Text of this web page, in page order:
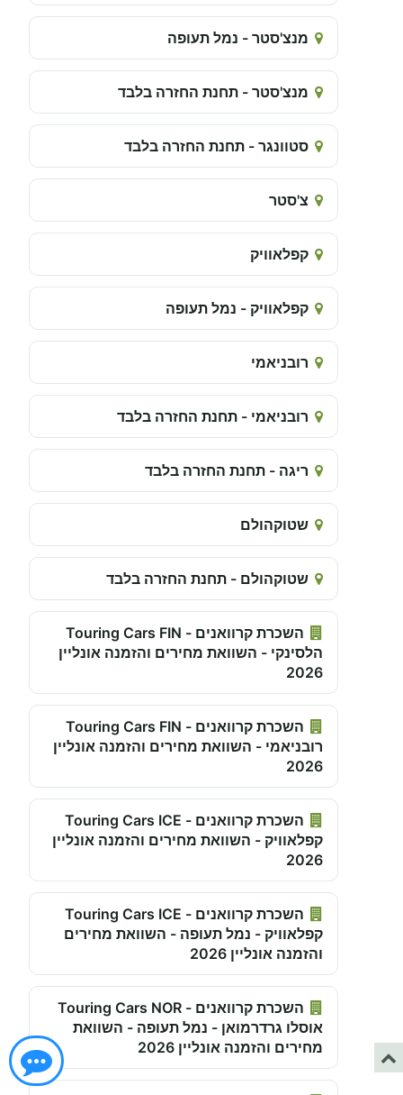
מנצ'סטר - נמל תעופה
מנצ'סטר - תחנת החזרה בלבד
סטוונגר - תחנת החזרה בלבד
צ'סטר
קפלאוויק
קפלאוויק - נמל תעופה
רובניאמי
רובניאמי - תחנת החזרה בלבד
ריגה - תחנת החזרה בלבד
שטוקהולם
שטוקהולם - תחנת החזרה בלבד
השכרת קרוואנים - Touring Cars FIN
הלסינקי - השוואת מחירים והזמנה אונליין
2026
השכרת קרוואנים - Touring Cars FIN
רובניאמי - השוואת מחירים והזמנה אונליין
2026
השכרת קרוואנים - Touring Cars ICE
קפלאוויק - השוואת מחירים והזמנה אונליין
2026
השכרת קרוואנים - Touring Cars ICE
קפלאוויק - נמל תעופה - השוואת מחירים
והזמנה אונליין 2026
השכרת קרוואנים - Touring Cars NOR
אוסלו גרדרמואן - נמל תעופה - השוואת
מחירים והזמנה אונליין 2026